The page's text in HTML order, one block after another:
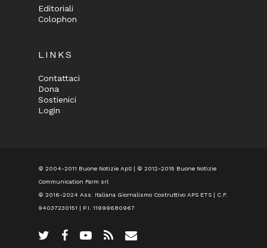
Editoriali
Colophon
LINKS
Contattaci
Dona
Sostienici
Login
© 2004-2011 Buone Notizie ApS | © 2012-2015 Buone Notizie
Communication Farm srl
© 2016-2024 Ass. Italiana Giornalismo Costruttivo APS ETS | C.F.
94037230151 | P.I. 11999680967